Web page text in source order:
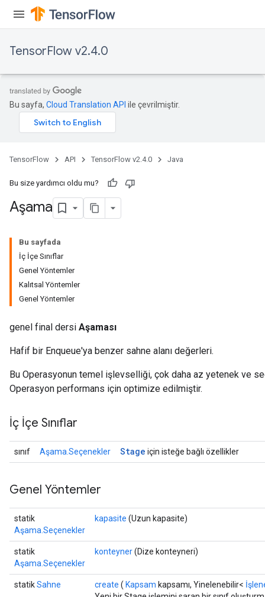
TensorFlow v2.4.0
Bu sayfa, Cloud Translation API ile çevrilmiştir.
TensorFlow API TensorFlow v2.4.0 Java
Bu size yardımcı oldu mu?
Aşama
Bu sayfada
İç İçe Sınıflar
Genel Yöntemler
Kalıtsal Yöntemler
Genel Yöntemler
genel final dersi Aşaması
Hafif bir Enqueue'ya benzer sahne alanı değerleri.
Bu Operasyonun temel işlevselliği, çok daha az yetenek ve
Operasyon performans için optimize edilmiştir.
İç İçe Sınıflar
sınıf Aşama.Seçenekler Stage için isteğe bağlı özellikler
Genel Yöntemler
statik
Aşama.Seçenekler
kapasite (Uzun kapasite)
statik
Aşama.Seçenekler
konteyner(Dize konteyneri)
statikSahne create ( Kapsam kapsamı, Yinelenebilir<